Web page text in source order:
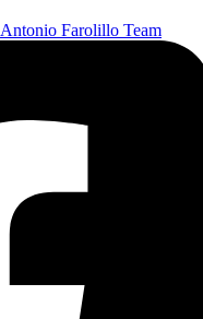
Antonio Farolillo Team